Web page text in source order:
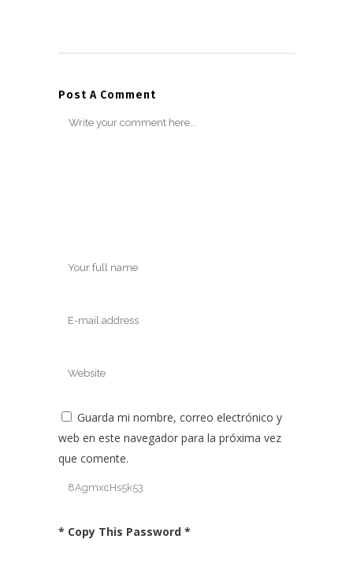
Post A Comment
Guarda mi nombre, correo electrónico y
web en este navegador para la próxima vez
que comente.
* Copy This Password *